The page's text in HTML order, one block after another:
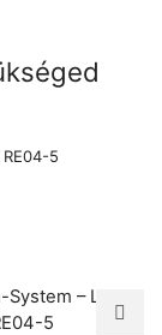
– Light
5